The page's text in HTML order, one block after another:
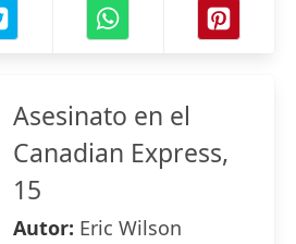
Asesinato en el
Canadian Express,
15
Autor: Eric Wilson